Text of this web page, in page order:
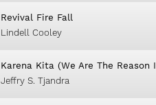
Revival Fire Fall
Lindell Cooley
Karena Kita (We Are The Reason
Jeffry S. Tjandra